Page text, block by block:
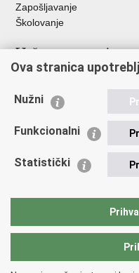
Zapošljavanje
Školovanje
Važne poveznice
Ministarstvo unutarnjih
Udruge
Policijska akademija
Zaklada policijske
Vučetić"
Ova stranica
Nužni
Funkcionalni
Statistički